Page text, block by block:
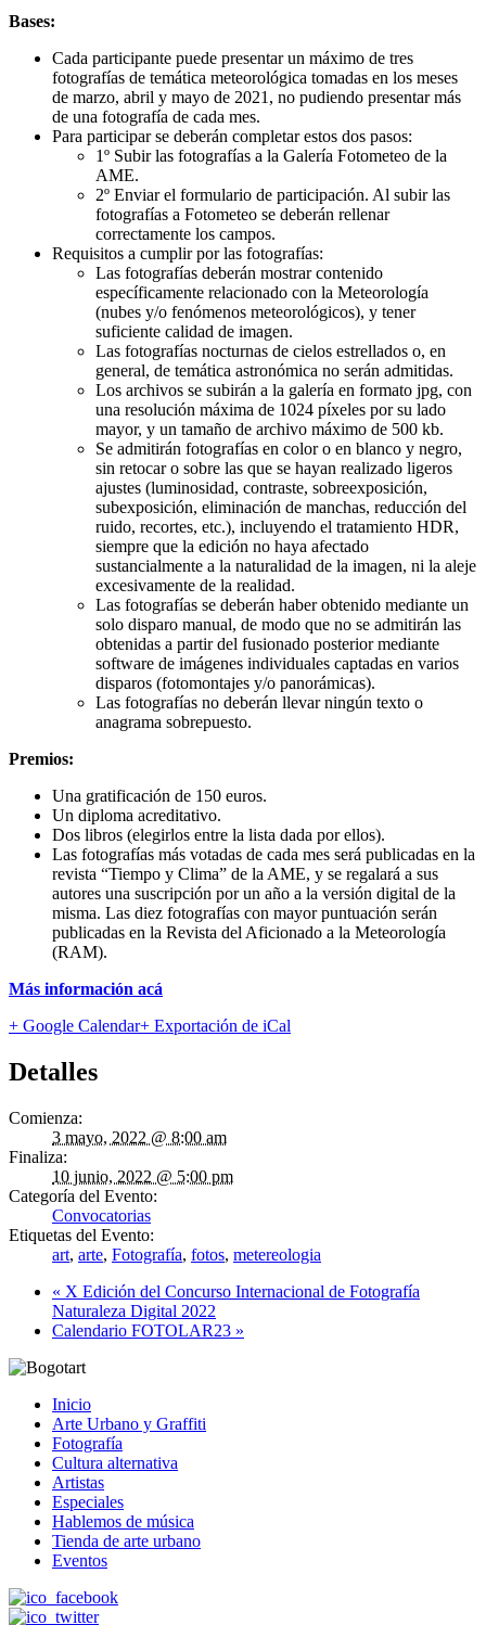
Bases:
Cada participante puede presentar un máximo de tres
fotografías de temática meteorológica tomadas en los meses
de marzo, abril y mayo de 2021, no pudiendo presentar más
de una fotografía de cada mes.
Para participar se deberán completar estos dos pasos:
1º Subir las fotografías a la Galería Fotometeo de la
AME.
2º Enviar el formulario de participación. Al subir las
fotografías a Fotometeo se deberán rellenar
correctamente los campos.
Requisitos a cumplir por las fotografías:
Las fotografías deberán mostrar contenido
específicamente relacionado con la Meteorología
(nubes y/o fenómenos meteorológicos), y tener
suficiente calidad de imagen.
Las fotografías nocturnas de cielos estrellados o, en
general, de temática astronómica no serán admitidas.
Los archivos se subirán a la galería en formato jpg, con
una resolución máxima de 1024 píxeles por su lado
mayor, y un tamaño de archivo máximo de 500 kb.
Se admitirán fotografías en color o en blanco y negro,
sin retocar o sobre las que se hayan realizado ligeros
ajustes (luminosidad, contraste, sobreexposición,
subexposición, eliminación de manchas, reducción del
ruido, recortes, etc.), incluyendo el tratamiento HDR,
siempre que la edición no haya afectado
sustancialmente a la naturalidad de la imagen, ni la aleje
excesivamente de la realidad.
Las fotografías se deberán haber obtenido mediante un
solo disparo manual, de modo que no se admitirán las
obtenidas a partir del fusionado posterior mediante
software de imágenes individuales captadas en varios
disparos (fotomontajes y/o panorámicas).
Las fotografías no deberán llevar ningún texto o
anagrama sobrepuesto.
Premios:
Una gratificación de 150 euros.
Un diploma acreditativo.
Dos libros (elegirlos entre la lista dada por ellos).
Las fotografías más votadas de cada mes será publicadas en la
revista “Tiempo y Clima” de la AME, y se regalará a sus
autores una suscripción por un año a la versión digital de la
misma. Las diez fotografías con mayor puntuación serán
publicadas en la Revista del Aficionado a la Meteorología
(RAM).
Más información acá
+ Google Calendar+ Exportación de iCal
Detalles
Comienza:
3 mayo, 2022 @ 8:00 am
Finaliza:
10 junio, 2022 @ 5:00 pm
Categoría del Evento:
Convocatorias
Etiquetas del Evento:
art, arte, Fotografía, fotos, metereologia
« X Edición del Concurso Internacional de Fotografía
Naturaleza Digital 2022
Calendario FOTOLAR23 »
Inicio
Arte Urbano y Graffiti
Fotografía
Cultura alternativa
Artistas
Especiales
Hablemos de música
Tienda de arte urbano
Eventos